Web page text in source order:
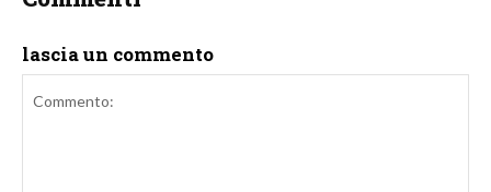
lascia un commento